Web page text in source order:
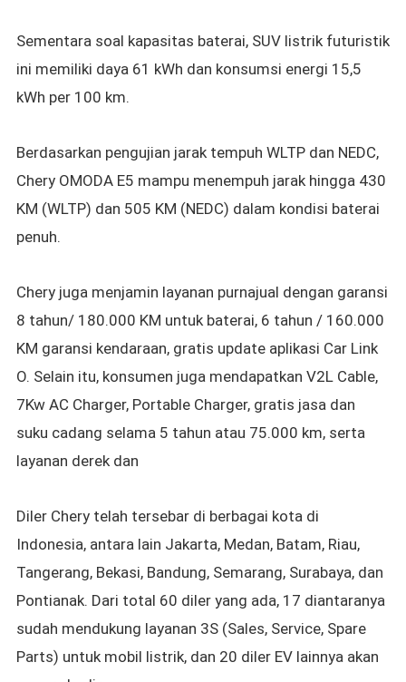
Sementara soal kapasitas baterai, SUV listrik futuristik
ini memiliki daya 61 kWh dan konsumsi energi 15,5
kWh per 100 km.
Berdasarkan pengujian jarak tempuh WLTP dan NEDC,
Chery OMODA E5 mampu menempuh jarak hingga 430
KM (WLTP) dan 505 KM (NEDC) dalam kondisi baterai
penuh.
Chery juga menjamin layanan purnajual dengan garansi
8 tahun/ 180.000 KM untuk baterai, 6 tahun / 160.000
KM garansi kendaraan, gratis update aplikasi Car Link
O. Selain itu, konsumen juga mendapatkan V2L Cable,
7Kw AC Charger, Portable Charger, gratis jasa dan
suku cadang selama 5 tahun atau 75.000 km, serta
layanan derek dan
Diler Chery telah tersebar di berbagai kota di
Indonesia, antara lain Jakarta, Medan, Batam, Riau,
Tangerang, Bekasi, Bandung, Semarang, Surabaya, dan
Pontianak. Dari total 60 diler yang ada, 17 diantaranya
sudah mendukung layanan 3S (Sales, Service, Spare
Parts) untuk mobil listrik, dan 20 diler EV lainnya akan